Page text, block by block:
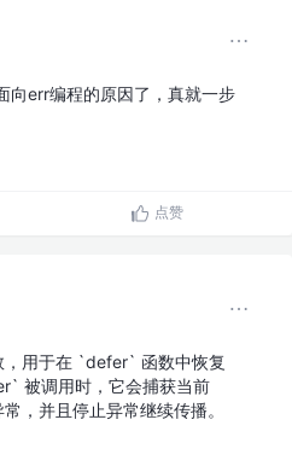
向err编程的原因了，真就一步
点赞
用于在 `defer` 函数中恢复
被调用时，它会捕获当前
，并且停止异常继续传播。